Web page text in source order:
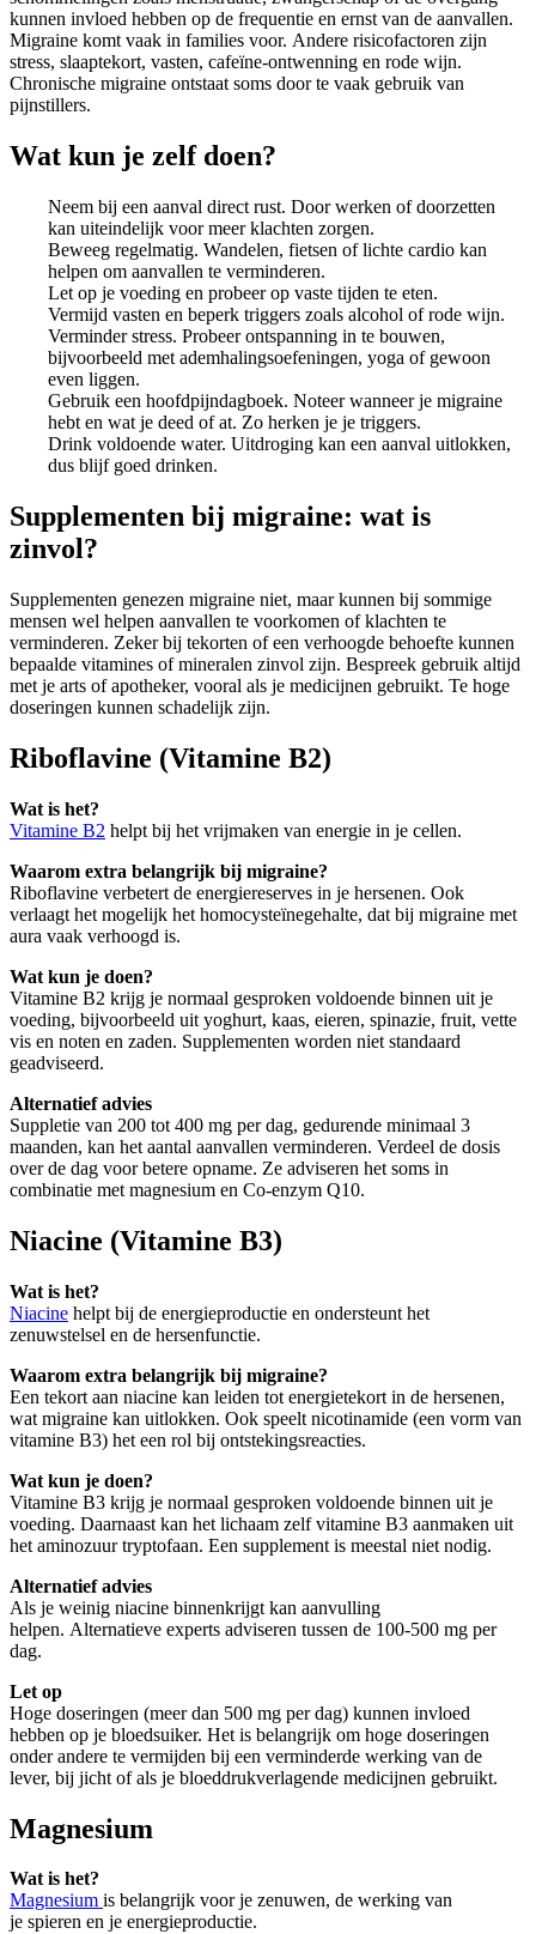
kunnen invloed hebben op de frequentie en ernst van de aanvallen.
Migraine komt vaak in families voor. Andere risicofactoren zijn
stress, slaaptekort, vasten, cafeïne-ontwenning en rode wijn.
Chronische migraine ontstaat soms door te vaak gebruik van
pijnstillers.
Wat kun je zelf doen?
Neem bij een aanval direct rust. Door werken of doorzetten
kan uiteindelijk voor meer klachten zorgen.
Beweeg regelmatig. Wandelen, fietsen of lichte cardio kan
helpen om aanvallen te verminderen.
Let op je voeding en probeer op vaste tijden te eten.
Vermijd vasten en beperk triggers zoals alcohol of rode wijn.
Verminder stress. Probeer ontspanning in te bouwen,
bijvoorbeeld met ademhalingsoefeningen, yoga of gewoon
even liggen.
Gebruik een hoofdpijndagboek. Noteer wanneer je migraine
hebt en wat je deed of at. Zo herken je je triggers.
Drink voldoende water. Uitdroging kan een aanval uitlokken,
dus blijf goed drinken.
Supplementen bij migraine: wat is
zinvol?
Supplementen genezen migraine niet, maar kunnen bij sommige
mensen wel helpen aanvallen te voorkomen of klachten te
verminderen. Zeker bij tekorten of een verhoogde behoefte kunnen
bepaalde vitamines of mineralen zinvol zijn. Bespreek gebruik altijd
met je arts of apotheker, vooral als je medicijnen gebruikt. Te hoge
doseringen kunnen schadelijk zijn.
Riboflavine (Vitamine B2)
Wat is het?
Vitamine B2 helpt bij het vrijmaken van energie in je cellen.
Waarom extra belangrijk bij migraine?
Riboflavine verbetert de energiereserves in je hersenen. Ook
verlaagt het mogelijk het homocysteïnegehalte, dat bij migraine met
aura vaak verhoogd is.
Wat kun je doen?
Vitamine B2 krijg je normaal gesproken voldoende binnen uit je
voeding, bijvoorbeeld uit yoghurt, kaas, eieren, spinazie, fruit, vette
vis en noten en zaden. Supplementen worden niet standaard
geadviseerd.
Alternatief advies
Suppletie van 200 tot 400 mg per dag, gedurende minimaal 3
maanden, kan het aantal aanvallen verminderen. Verdeel de dosis
over de dag voor betere opname. Ze adviseren het soms in
combinatie met magnesium en Co-enzym Q10.
Niacine (Vitamine B3)
Wat is het?
Niacine helpt bij de energieproductie en ondersteunt het
zenuwstelsel en de hersenfunctie.
Waarom extra belangrijk bij migraine?
Een tekort aan niacine kan leiden tot energietekort in de hersenen,
wat migraine kan uitlokken. Ook speelt nicotinamide (een vorm van
vitamine B3) het een rol bij ontstekingsreacties.
Wat kun je doen?
Vitamine B3 krijg je normaal gesproken voldoende binnen uit je
voeding. Daarnaast kan het lichaam zelf vitamine B3 aanmaken uit
het aminozuur tryptofaan. Een supplement is meestal niet nodig.
Alternatief advies
Als je weinig niacine binnenkrijgt kan aanvulling
helpen. Alternatieve experts adviseren tussen de 100-500 mg per
dag.
Let op
Hoge doseringen (meer dan 500 mg per dag) kunnen invloed
hebben op je bloedsuiker. Het is belangrijk om hoge doseringen
onder andere te vermijden bij een verminderde werking van de
lever, bij jicht of als je bloeddrukverlagende medicijnen gebruikt.
Magnesium
Wat is het?
Magnesium is belangrijk voor je zenuwen, de werking van
je spieren en je energieproductie.